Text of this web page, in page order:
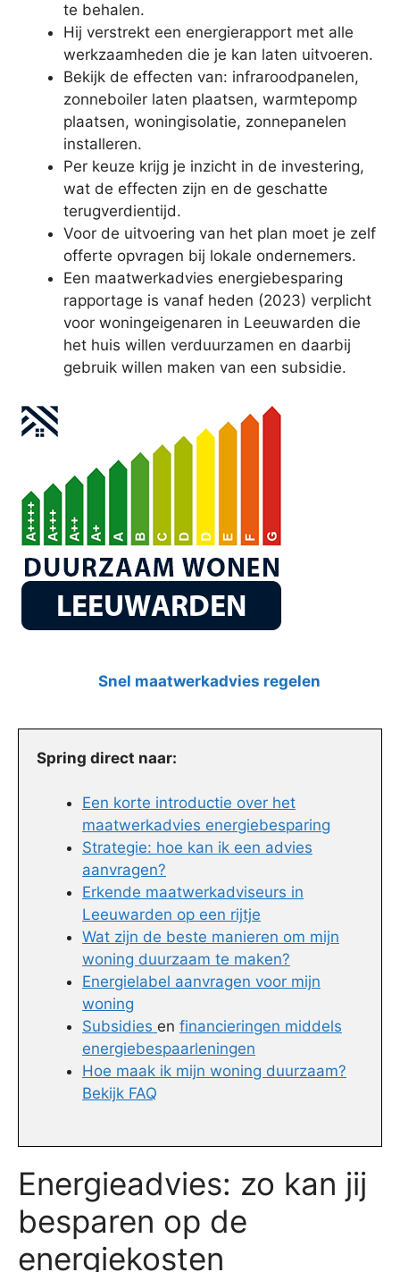
te behalen.
Hij verstrekt een energierapport met alle
werkzaamheden die je kan laten uitvoeren.
Bekijk de effecten van: infraroodpanelen,
zonneboiler laten plaatsen, warmtepomp
plaatsen, woningisolatie, zonnepanelen
installeren.
Per keuze krijg je inzicht in de investering,
wat de effecten zijn en de geschatte
terugverdientijd.
Voor de uitvoering van het plan moet je zelf
offerte opvragen bij lokale ondernemers.
Een maatwerkadvies energiebesparing
rapportage is vanaf heden (2023) verplicht
voor woningeigenaren in Leeuwarden die
het huis willen verduurzamen en daarbij
gebruik willen maken van een subsidie.
Snel maatwerkadvies regelen
Spring direct naar:
Een korte introductie over het
maatwerkadvies energiebesparing
Strategie: hoe kan ik een advies
aanvragen?
Erkende maatwerkadviseurs in
Leeuwarden op een rijtje
Wat zijn de beste manieren om mijn
woning duurzaam te maken?
Energielabel aanvragen voor mijn
woning
Subsidies en financieringen middels
energiebespaarleningen
Hoe maak ik mijn woning duurzaam?
Bekijk FAQ
Energieadvies: zo kan jij
besparen op de
energiekosten